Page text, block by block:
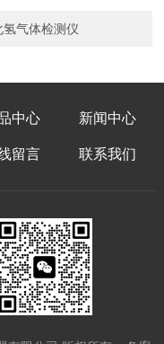
气体检测仪
中心 新闻中心
留言 联系我们